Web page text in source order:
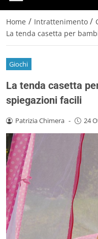
Home / Intrattenimento /
La tenda casetta per
Giochi
La tenda casetta
spiegazioni facili
Patrizia Chimera - 24